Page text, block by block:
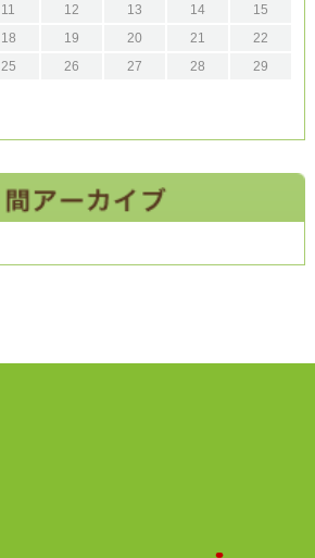
11 12 13 14
15
18 19 20 21
22
25 26 27 28
29